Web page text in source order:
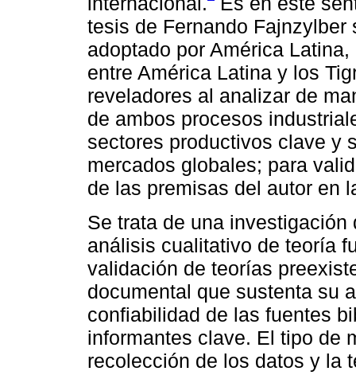
tesis de Fernando
adoptado por América
entre América Latina y los
reveladores al analizar de
de ambos procesos
sectores productivos clave y
mercados globales; para
de las premisas del autor en
Se trata de una
análisis cualitativo de teoría
validación de teorías
documental que sustenta su
confiabilidad de las fuentes
informantes clave. El tipo de
recolección de los datos y la